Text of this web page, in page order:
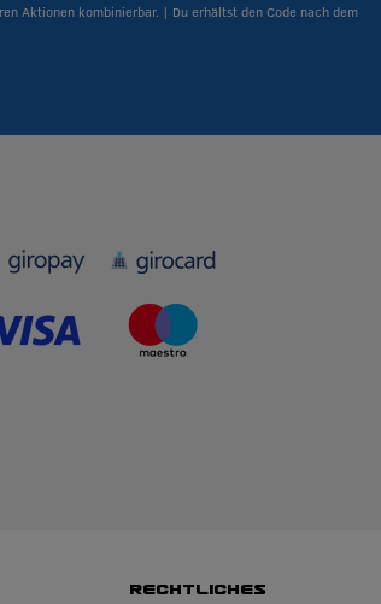
Aktionen kombinierbar. | Du erhältst den Code nach dem
RECHTLICHES